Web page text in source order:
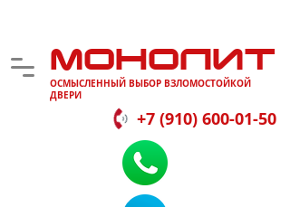
МОНОЛИТ
ОСМЫСЛЕННЫЙ ВЫБОР ВЗЛОМОСТОЙКОЙ
ДВЕРИ
+7 (910) 600-01-50